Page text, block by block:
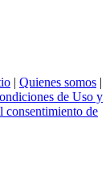
| Quienes somos |
de Uso y
consentimiento de